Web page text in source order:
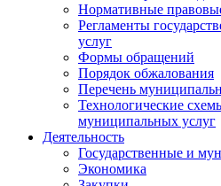
Нормативные
Регламенты
услуг
Формы обращений
Порядок обжалования
Перечень
Технологические
муниципальных услуг
Деятельность
Государственные и
Экономика